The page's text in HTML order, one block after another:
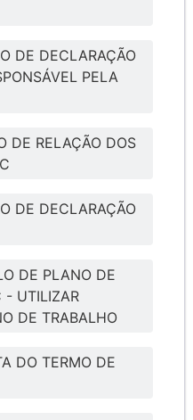
DE DECLARAÇÃO
PELA
DE RELAÇÃO DOS
DE DECLARAÇÃO
DE PLANO DE
- UTILIZAR
DE TRABALHO
DO TERMO DE